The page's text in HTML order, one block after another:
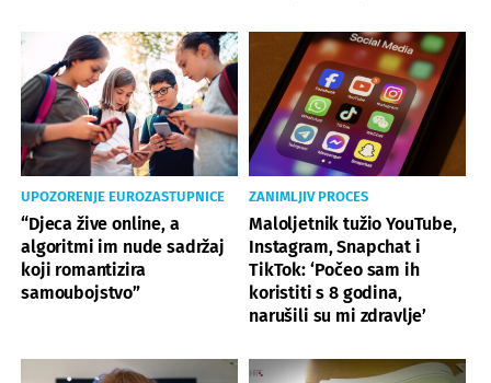
UPOZORENJE EUROZASTUPNICE
“Djeca žive online, a
algoritmi im nude sadržaj
koji romantizira
samoubojstvo”
ZANIMLJIV PROCES
Maloljetnik tužio YouTube,
Instagram, Snapchat i
TikTok: ‘Počeo sam ih
koristiti s 8 godina,
narušili su mi zdravlje’